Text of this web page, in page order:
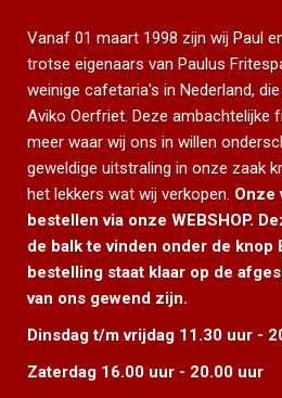
Vanaf 01 maart 1998 zijn wij Paul
trotse eigenaars van Paulus
weinige cafetaria's in Nederland,
Aviko Oerfriet. Deze ambachtelijke
meer waar wij ons in willen
geweldige uitstraling in onze zaak
het lekkers wat wij verkopen. Onze
bestellen via onze WEBSHOP.
de balk te vinden onder de knop
bestelling staat klaar op de
van ons gewend zijn.
Dinsdag t/m vrijdag 11.30 uur -
Zaterdag 16.00 uur - 20.00 uur